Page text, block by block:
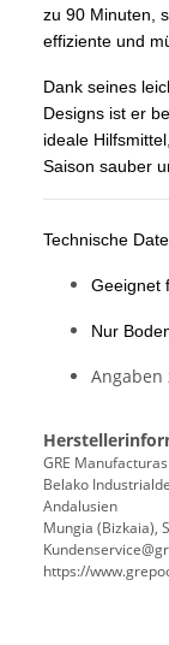
zu 90 Minuten,
effiziente und
Dank seines
Designs ist er
ideale
Saison sauber
Technische
Geeignet
Nur
GRE
Belako
Andalusien
Mungia (Bizkaia),
https://